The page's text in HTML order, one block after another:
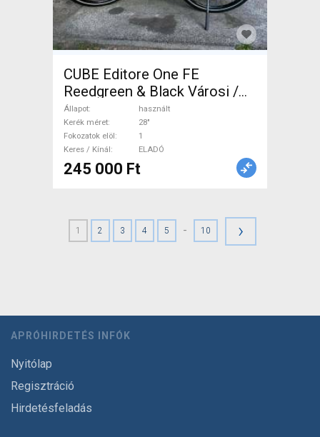
CUBE Editore One FE
Reedgreen & Black Városi /
Cruiser tárcsafék használt
ELADÓ
Állapot
használt
Kerék méret
28"
Fokozatok elöl
1
Keres / Kínál
ELADÓ
245 000 Ft
1 2 3 4 5 - 10 ›
APRÓHIRDETÉS INFÓK
Nyitólap
Regisztráció
Hirdetésfeladás